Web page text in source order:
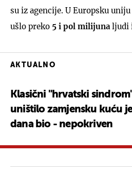
su iz agencije. U Europsku
ušlo preko 5 i pol milijuna ljudi
AKTUALNO
Klasični "hrvatski
uništilo zamjensku kuću
dana bio - nepokriven